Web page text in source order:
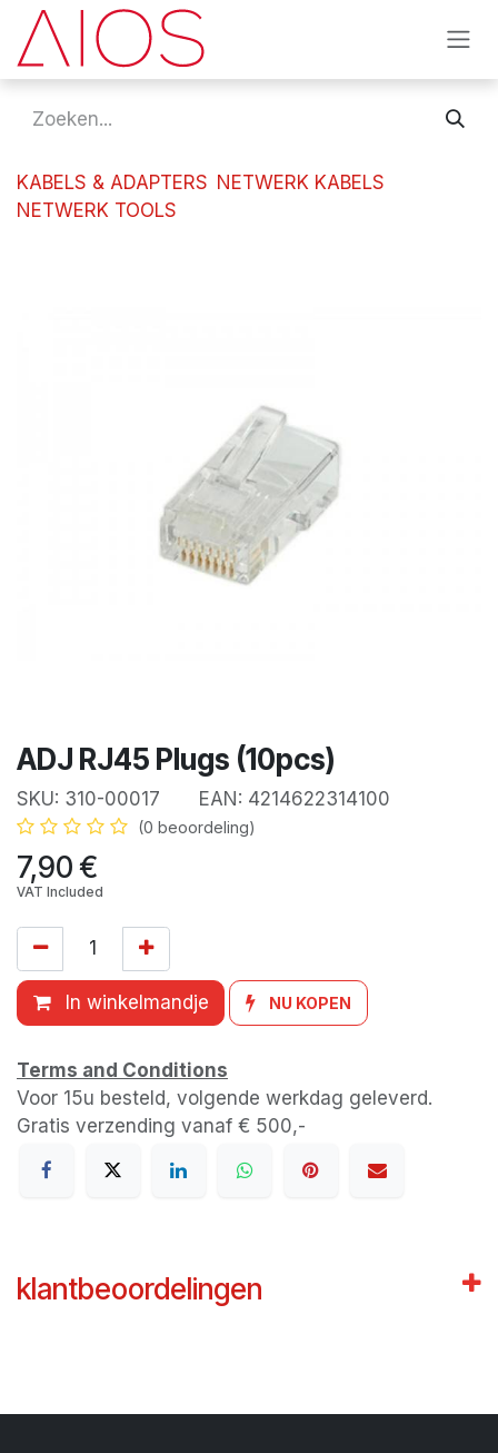
Overslaan naar inhoud
KABELS & ADAPTERS NETWERK KABELS
NETWERK TOOLS
ADJ RJ45 Plugs (10pcs)
SKU: 310-00017 EAN: 4214622314100
(0 beoordeling)
7,90€
VAT Included
In winkelmandje NU KOPEN
Terms and Conditions
Voor 15u besteld, volgende werkdag geleverd.
Gratis verzending vanaf € 500,-
klantbeoordelingen